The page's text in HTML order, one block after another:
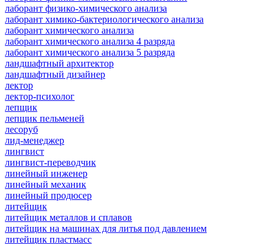
лаборант физико-химического анализа
лаборант химико-бактериологического анализа
лаборант химического анализа
лаборант химического анализа 4 разряда
лаборант химического анализа 5 разряда
ландшафтный архитектор
ландшафтный дизайнер
лектор
лектор-психолог
лепщик
лепщик пельменей
лесоруб
лид-менеджер
лингвист
лингвист-переводчик
линейный инженер
линейный механик
линейный продюсер
литейщик
литейщик металлов и сплавов
литейщик на машинах для литья под давлением
литейщик пластмасс